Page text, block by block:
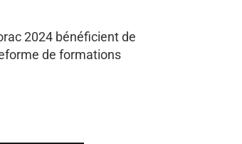
2024 bénéficient de
de formations